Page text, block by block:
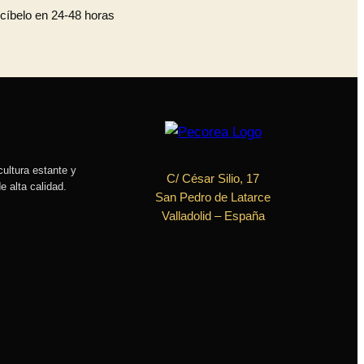
en 24-48 horas
estante y
alta calidad.
C/ César Silio, 17
San Pedro de Latarce
Valladolid– España